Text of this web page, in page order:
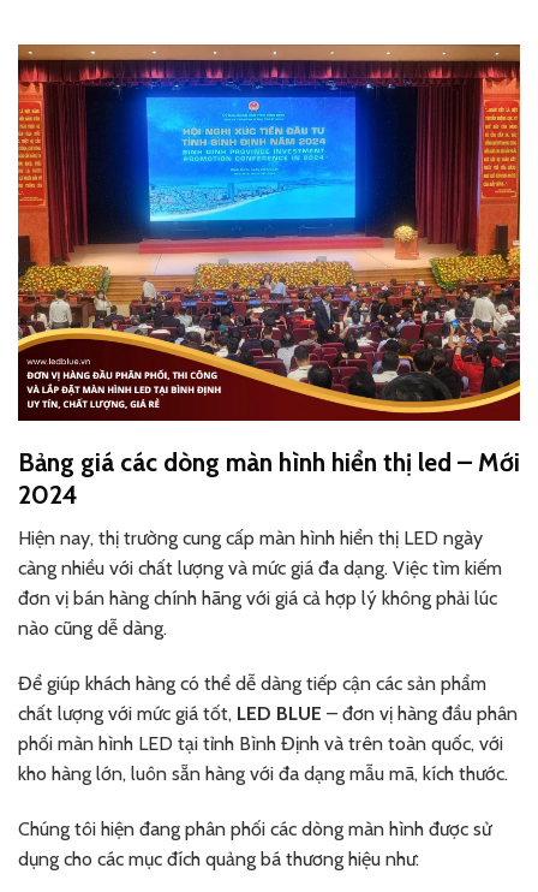
Bảng giá các dòng màn hình hiển thị led – Mới
2024
Hiện nay, thị trường cung cấp màn hình hiển thị LED ngày
càng nhiều với chất lượng và mức giá đa dạng. Việc tìm kiếm
đơn vị bán hàng chính hãng với giá cả hợp lý không phải lúc
nào cũng dễ dàng.
Để giúp khách hàng có thể dễ dàng tiếp cận các sản phẩm
chất lượng với mức giá tốt, LED BLUE – đơn vị hàng đầu phân
phối màn hình LED tại tỉnh Bình Định và trên toàn quốc, với
kho hàng lớn, luôn sẵn hàng với đa dạng mẫu mã, kích thước.
Chúng tôi hiện đang phân phối các dòng màn hình được sử
dụng cho các mục đích quảng bá thương hiệu như: